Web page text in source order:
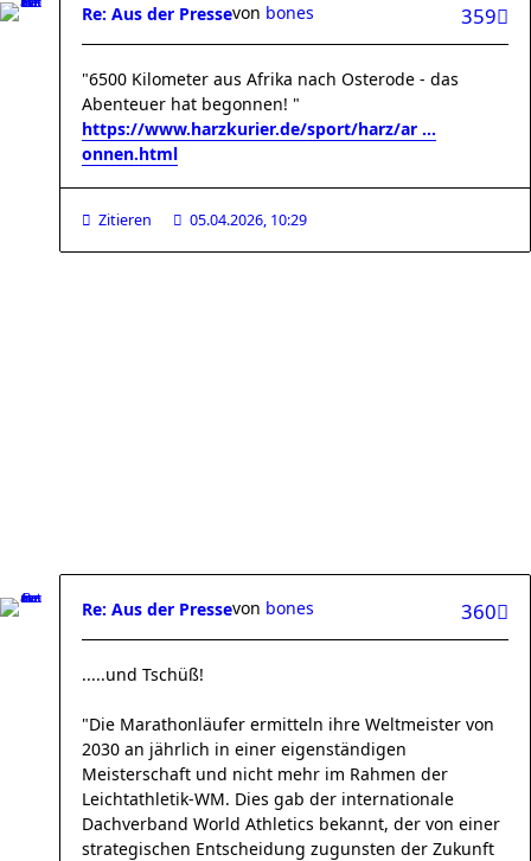
Re: Aus der Presse 359
von bones
"6500 Kilometer aus Afrika nach Osterode - das
Abenteuer hat begonnen! "
https://www.harzkurier.de/sport/harz/ar ...
onnen.html
Zitieren 05.04.2026, 10:29
Re: Aus der Presse 360
von bones
.....und Tschüß!
"Die Marathonläufer ermitteln ihre Weltmeister von
2030 an jährlich in einer eigenständigen
Meisterschaft und nicht mehr im Rahmen der
Leichtathletik-WM. Dies gab der internationale
Dachverband World Athletics bekannt, der von einer
strategischen Entscheidung zugunsten der Zukunft